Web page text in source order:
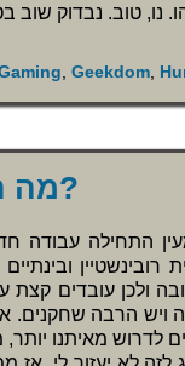
,Geekdom
מה המצב?
התחילה עבודה
ובינתיים
לפני גרסה חשובה ולכן
הרבה שחקנים.
מאיתנו יותר,